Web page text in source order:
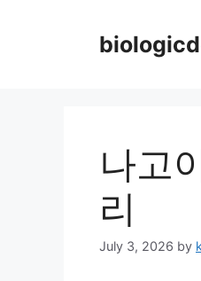
나고
리
July 3, 2026 by